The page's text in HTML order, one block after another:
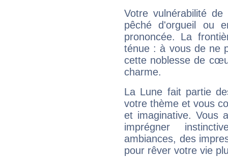
Votre vulnérabilité
pêché d'orgueil ou
prononcée. La
ténue : à vous de ne
cette noblesse de
charme.
La Lune fait partie
votre thème et vous
et imaginative. Vous
imprégner
ambiances, des
pour rêver votre vie